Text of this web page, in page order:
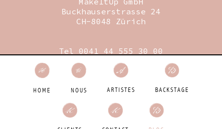
HOME NOUS ARTISTES BACKSTAGE
Buckhauserstrasse 24
CH-8048 Zürich
Tel 0041 44 555 30 00
Fax 0041 44 555 30 09
Mail booking@makeitup.ch
Designed by Birdie GmbH